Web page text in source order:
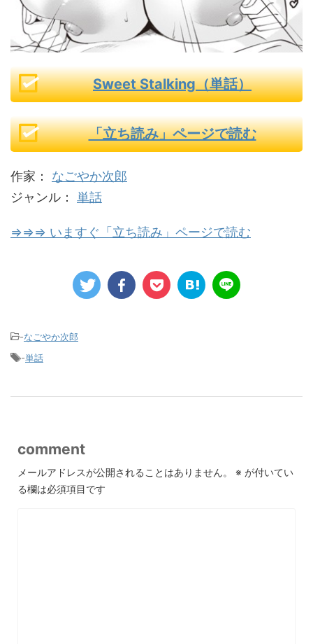
Sweet Stalking（単話）
「立ち読み」ページで読む
作家： なごやか次郎
ジャンル： 単話
⇒⇒⇒ いますぐ「立ち読み」ページで読む
-なごやか次郎
-単話
comment
メールアドレスが公開されることはありません。 ※ が付いてい
る欄は必須項目です